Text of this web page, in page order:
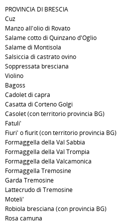
PROVINCIA DI BRESCIA
Cuz
Manzo all'olio di Rovato
Salame cotto di Quinzano d'Oglio
Salame di Montisola
Salsiccia di castrato ovino
Soppressata bresciana
Violino
Bagoss
Cadolet di capra
Casatta di Corteno Golgi
Casolet (con territorio provincia BG)
Fatuli'
Fiuri' o fiurit (con territorio provincia BG)
Formaggella della Val Sabbia
Formaggella della Val Trompia
Formaggella della Valcamonica
Formaggella Tremosine
Garda Tremosine
Lattecrudo di Tremosine
Moteli'
Robiola bresciana (con provincia BG)
Rosa camuna